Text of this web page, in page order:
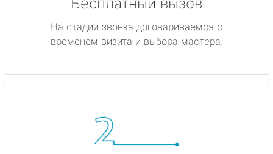
Бесплатный вызов
На стадии звонка договариваемся с
временем визита и выбора мастера.